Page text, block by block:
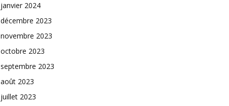
janvier 2024
décembre 2023
novembre 2023
octobre 2023
septembre 2023
août 2023
juillet 2023